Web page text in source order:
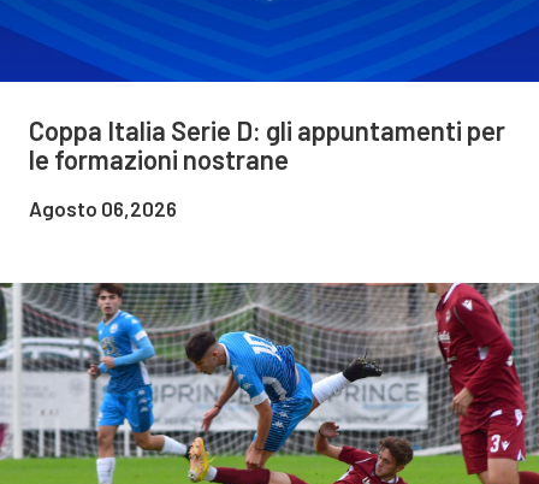
Coppa Italia Serie D: gli appuntamenti per
le formazioni nostrane
Agosto 06,2026